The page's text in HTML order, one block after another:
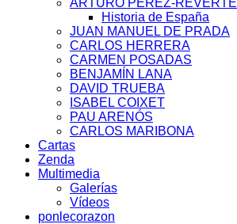
ARTURO PÉREZ-REVERTE
Historia de España
JUAN MANUEL DE PRADA
CARLOS HERRERA
CARMEN POSADAS
BENJAMÍN LANA
DAVID TRUEBA
ISABEL COIXET
PAU ARENÓS
CARLOS MARIBONA
Cartas
Zenda
Multimedia
Galerías
Vídeos
ponlecorazon